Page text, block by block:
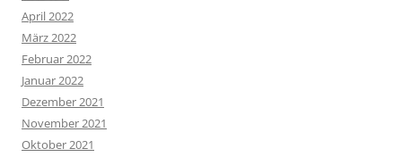
April 2022
März 2022
Februar 2022
Januar 2022
Dezember 2021
November 2021
Oktober 2021